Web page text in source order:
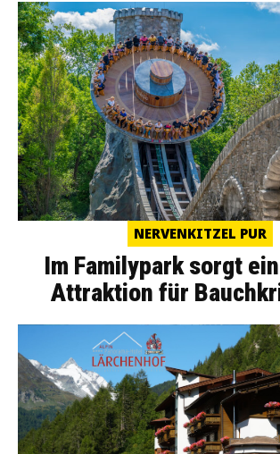
NERVENKITZEL PUR
Im Familypark sorgt
Attraktion für